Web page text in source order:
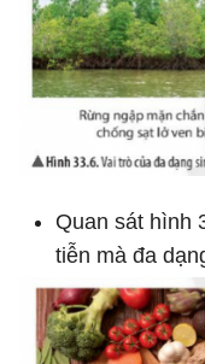
Quan sát hình
tiễn mà đa